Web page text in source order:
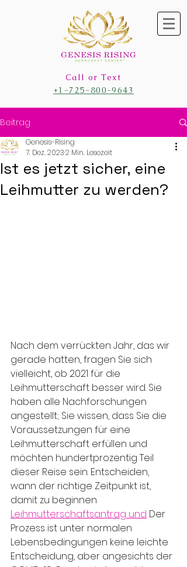
Call or Text
+1-725-800-9643
Beitrag
Ist es jetzt sicher, eine
Leihmutter zu werden?
Genesis-Rising
7. Dez. 20232 Min. Lesezeit
Nach dem verrückten Jahr, das wir
gerade hatten, fragen Sie sich
vielleicht, ob 2021 für die
Leihmutterschaft besser wird. Sie
haben alle Nachforschungen
angestellt; Sie wissen, dass Sie die
Voraussetzungen für eine
Leihmutterschaft erfüllen und
möchten hundertprozentig Teil
dieser Reise sein. Entscheiden,
wann der richtige Zeitpunkt ist,
damit zu beginnen
Leihmutterschaftsantrag und Der
Prozess ist unter normalen
Lebensbedingungen keine leichte
Entscheidung, aber angesichts der